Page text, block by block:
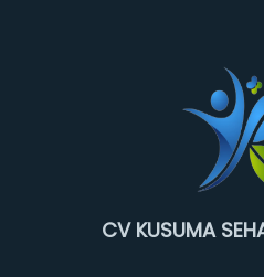
CV KUSUMA